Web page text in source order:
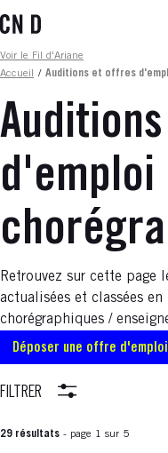
au
principal
Fil d'ariane
Voir le Fil d'Ariane
Accueil
/ Auditions et offres
d'emploi
Retrouvez sur cette page
actualisées et classées
chorégraphiques /
Déposer une offre d'emploi
FILTRER
29 résultats - page 1 sur 5